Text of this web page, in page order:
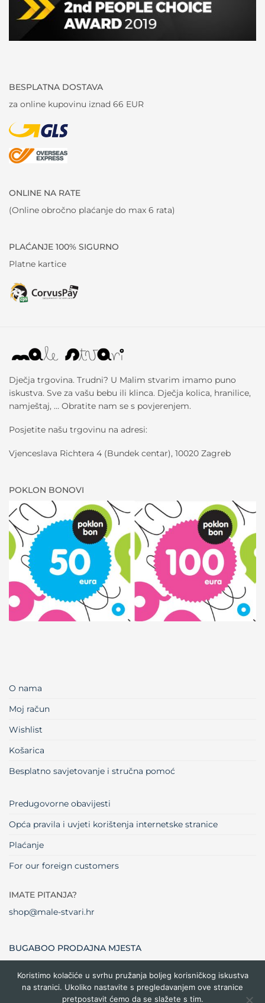
BESPLATNA DOSTAVA
za online kupovinu iznad 66 EUR
ONLINE NA RATE
(Online obročno plaćanje do max 6 rata)
PLAĆANJE 100% SIGURNO
Platne kartice
Dječja trgovina. Trudni? U Malim stvarim imamo puno
iskustva. Sve za vašu bebu ili klinca. Dječja kolica, hranilice,
namještaj, … Obratite nam se s povjerenjem.
Posjetite našu trgovinu na adresi:
Vjenceslava Richtera 4 (Bundek centar), 10020 Zagreb
POKLON BONOVI
O nama
Moj račun
Wishlist
Košarica
Besplatno savjetovanje i stručna pomoć
Predugovorne obavijesti
Opća pravila i uvjeti korištenja internetske stranice
Plaćanje
For our foreign customers
IMATE PITANJA?
shop@male-stvari.hr
BUGABOO PRODAJNA MJESTA
Visa MasterCardMaestro Dinners Credit
Cash
Koristimo kolačiće u svrhu pružanja boljeg korisničkog iskustva
na stranici. Ukoliko nastavite s pregledavanjem ove stranice
pretpostavit ćemo da se slažete s tim.